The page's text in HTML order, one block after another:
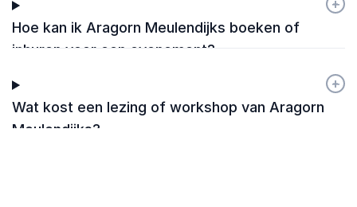
Hoe kan ik Aragorn Meulendijks boeken of
inhuren voor een evenement?
+
-
Wat kost een lezing of workshop van Aragorn
Meulendijks?
+
-